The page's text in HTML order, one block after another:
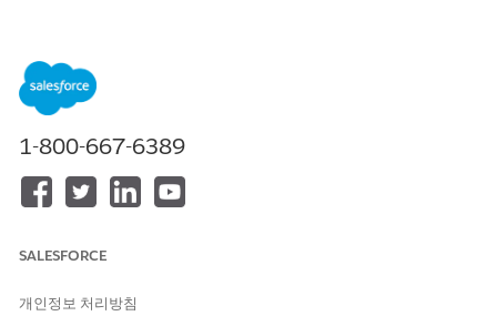
1-800-667-6389
SALESFORCE
개인정보 처리방침